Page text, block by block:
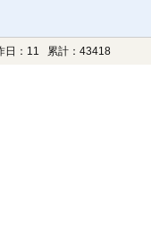
日：11 累計：43418